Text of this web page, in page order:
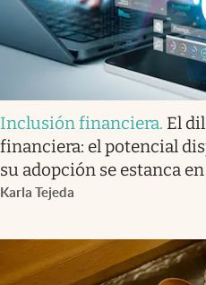
Inclusión financiera. El
financiera: el potencial
su adopción se estanca en
Karla Tejeda